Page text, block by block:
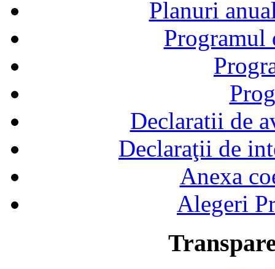
Planuri
Declaratii de
Declaraţii de
Anexa
Alegeri